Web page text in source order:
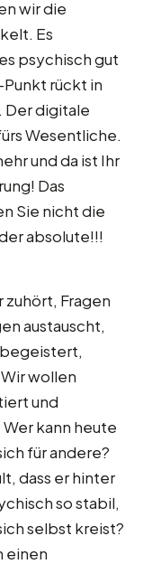
wir die
Es
psychisch gut
rückt in
Der digitale
Wesentliche.
und da ist Ihr
Das
Sie nicht die
absolute!!!
zuhört, Fragen
austauscht,
wollen
und
kann heute
für andere?
dass er hinter
so stabil,
selbst kreist?
einen